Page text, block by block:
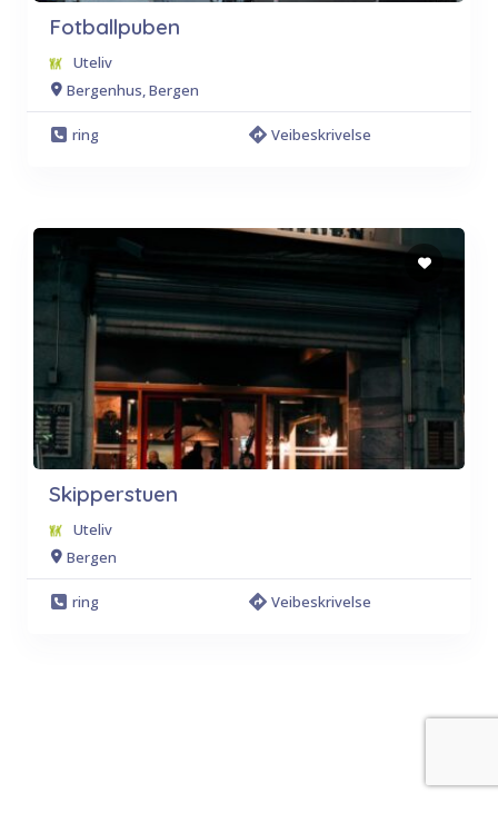
Fotballpuben
Uteliv
Bergenhus, Bergen
ring Veibeskrivelse
Skipperstuen
Uteliv
Bergen
ring Veibeskrivelse